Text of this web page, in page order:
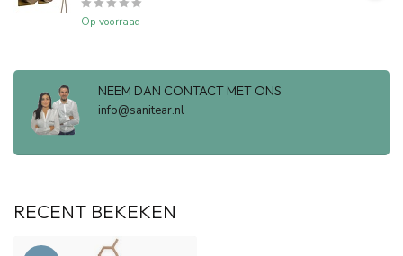
Op voorraad
NEEM DAN CONTACT MET ONS
info@sanitear.nl
RECENT BEKEKEN